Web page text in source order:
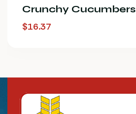
Crunchy Cucumbers
$16.37